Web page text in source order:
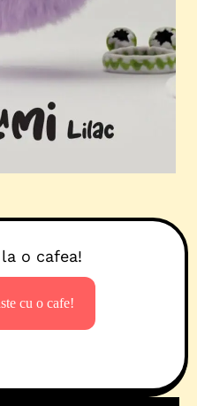
o cafea!
cu o cafe!